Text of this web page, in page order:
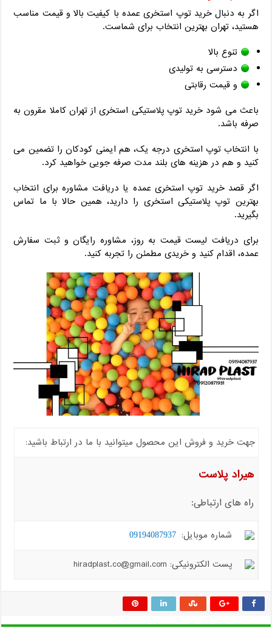
اگر به ‌دنبال خرید توپ استخری عمده با کیفیت بالا و قیمت مناسب
هستید، تهران بهترین انتخاب برای شماست.
تنوع بالا
دسترسی به تولیدی
و قیمت رقابتی
باعث می ‌شود خرید توپ پلاستیکی استخری از تهران کاملا مقرون ‌به‌
صرفه باشد.
با انتخاب توپ استخری درجه یک، هم ایمنی کودکان را تضمین می
‌کنید و هم در هزینه‌ های بلند مدت صرفه ‌جویی خواهید کرد.
اگر قصد خرید توپ استخری عمده یا دریافت مشاوره برای انتخاب
بهترین توپ پلاستیکی استخری را دارید، همین حالا با ما تماس
بگیرید.
برای دریافت لیست قیمت به‌ روز، مشاوره رایگان و ثبت سفارش
عمده، اقدام کنید و خریدی مطمئن را تجربه کنید.
جهت خرید و فروش این محصول میتوانید با ما در ارتباط باشید:
هیراد پلاست
راه های ارتباطی:
شماره موبایل: 09194087937
پست الکترونیکی: hiradplast.co@gmail.com